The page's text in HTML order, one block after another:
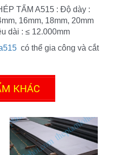
TẤM A515 : Độ dày :
16mm, 18mm, 20mm
dài : ≤ 12.000mm
có thể gia công và cắt
KHÁC
a515 thị trường mới nhất
mạnh 2025
trường tình hình giảm sút thép thị
trong thòi gian ngắn 2022